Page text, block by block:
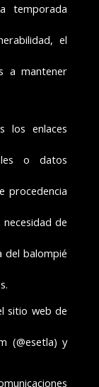
temporada
el
a mantener
los enlaces
o datos
procedencia
de
balompié
sitio web de
(@esetla) y